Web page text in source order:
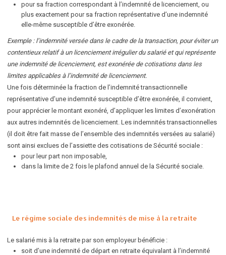
pour sa fraction correspondant à l’indemnité de licenciement, ou
plus exactement pour sa fraction représentative d’une indemnité
elle-même susceptible d’être exonérée.
Exemple : l’indemnité versée dans le cadre de la transaction, pour éviter un
contentieux relatif à un licenciement irrégulier du salarié et qui représente
une indemnité de licenciement, est exonérée de cotisations dans les
limites applicables à l’indemnité de licenciement.
Une fois déterminée la fraction de l’indemnité transactionnelle
représentative d’une indemnité susceptible d’être exonérée, il convient,
pour apprécier le montant exonéré, d’appliquer les limites d’exonération
aux autres indemnités de licenciement. Les indemnités transactionnelles
(il doit être fait masse de l’ensemble des indemnités versées au salarié)
sont ainsi exclues de l’assiette des cotisations de Sécurité sociale :
pour leur part non imposable,
dans la limite de 2 fois le plafond annuel de la Sécurité sociale.
Le régime sociale des indemnités de mise à la retraite
Le salarié mis à la retraite par son employeur bénéficie :
soit d’une indemnité de départ en retraite équivalant à l’indemnité